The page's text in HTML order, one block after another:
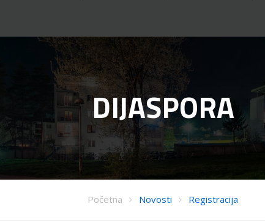
DIJASPORA
Početna Novosti Registracija